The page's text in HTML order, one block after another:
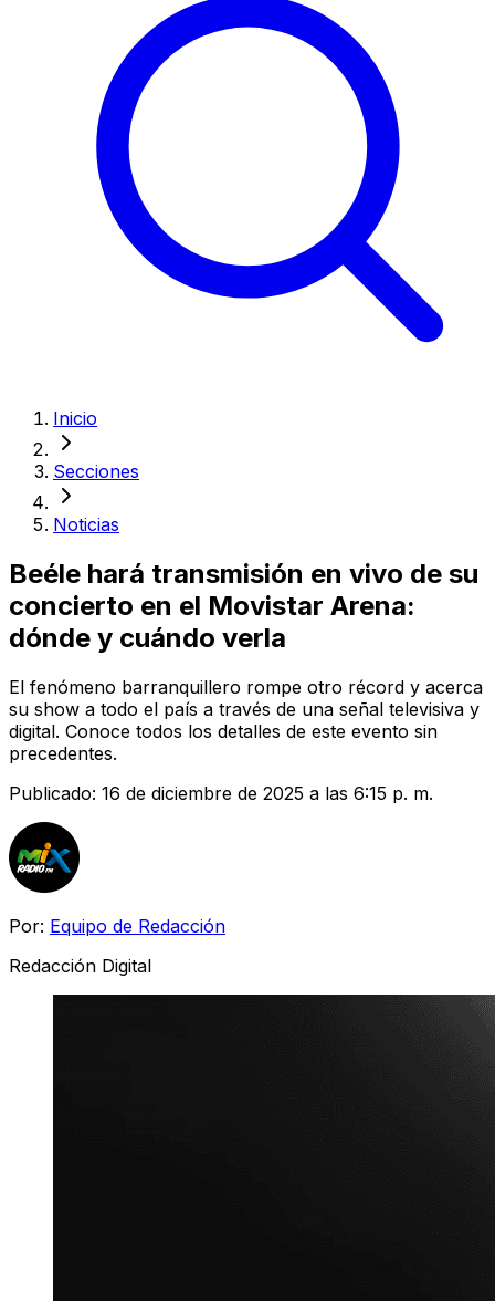
Inicio
Secciones
Noticias
Beéle hará transmisión en vivo de su
concierto en el Movistar Arena:
dónde y cuándo verla
El fenómeno barranquillero rompe otro récord y acerca
su show a todo el país a través de una señal televisiva y
digital. Conoce todos los detalles de este evento sin
precedentes.
Publicado: 16 de diciembre de 2025 a las 6:15 p. m.
Por: Equipo de Redacción
Redacción Digital